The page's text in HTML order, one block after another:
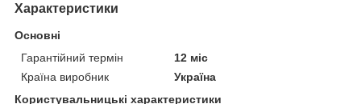
Характеристики
Основні
Гарантійний термін
12 міс
Країна виробник
Україна
Користувальницькі характеристики